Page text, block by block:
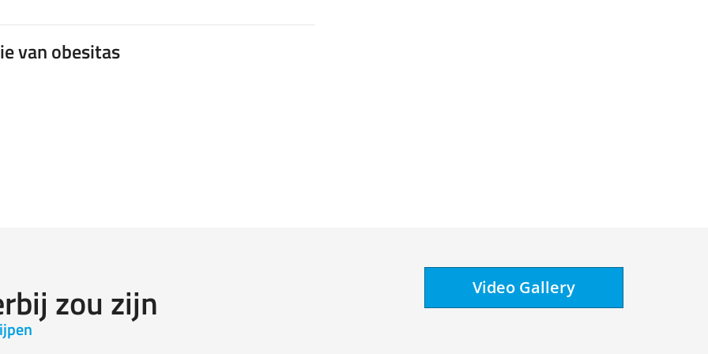
van obesitas
zou zijn Video Gallery